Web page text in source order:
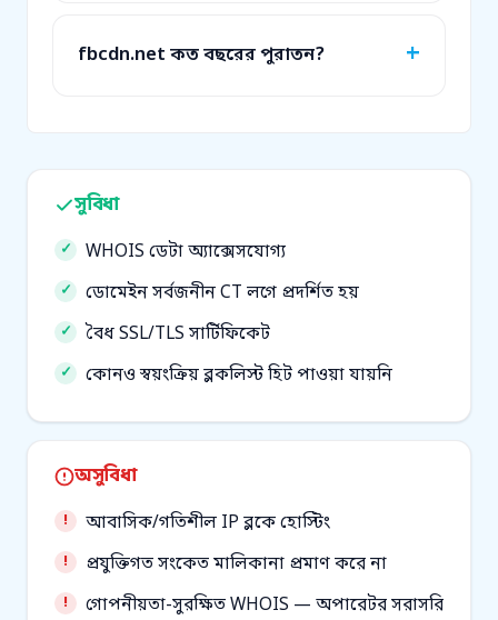
fbcdn.net কত বছরের পুরাতন?
সুবিধা
WHOIS ডেটা অ্যাক্সেসযোগ্য
ডোমেইন সর্বজনীন CT লগে প্রদর্শিত হয়
বৈধ SSL/TLS সার্টিফিকেট
কোনও স্বয়ংক্রিয় ব্লকলিস্ট হিট পাওয়া যায়নি
অসুবিধা
আবাসিক/গতিশীল IP ব্লকে হোস্টিং
প্রযুক্তিগত সংকেত মালিকানা প্রমাণ করে না
গোপনীয়তা-সুরক্ষিত WHOIS — অপারেটর সরাসরি